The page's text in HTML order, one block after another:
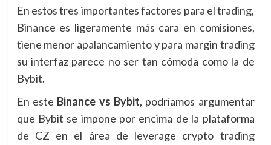
En estos tres importantes factores para el trading,
Binance es ligeramente más cara en comisiones,
tiene menor apalancamiento y para margin trading
su interfaz parece no ser tan cómoda como la de
Bybit.
En este Binance vs Bybit, podríamos argumentar
que Bybit se impone por encima de la plataforma
de CZ en el área de leverage crypto trading